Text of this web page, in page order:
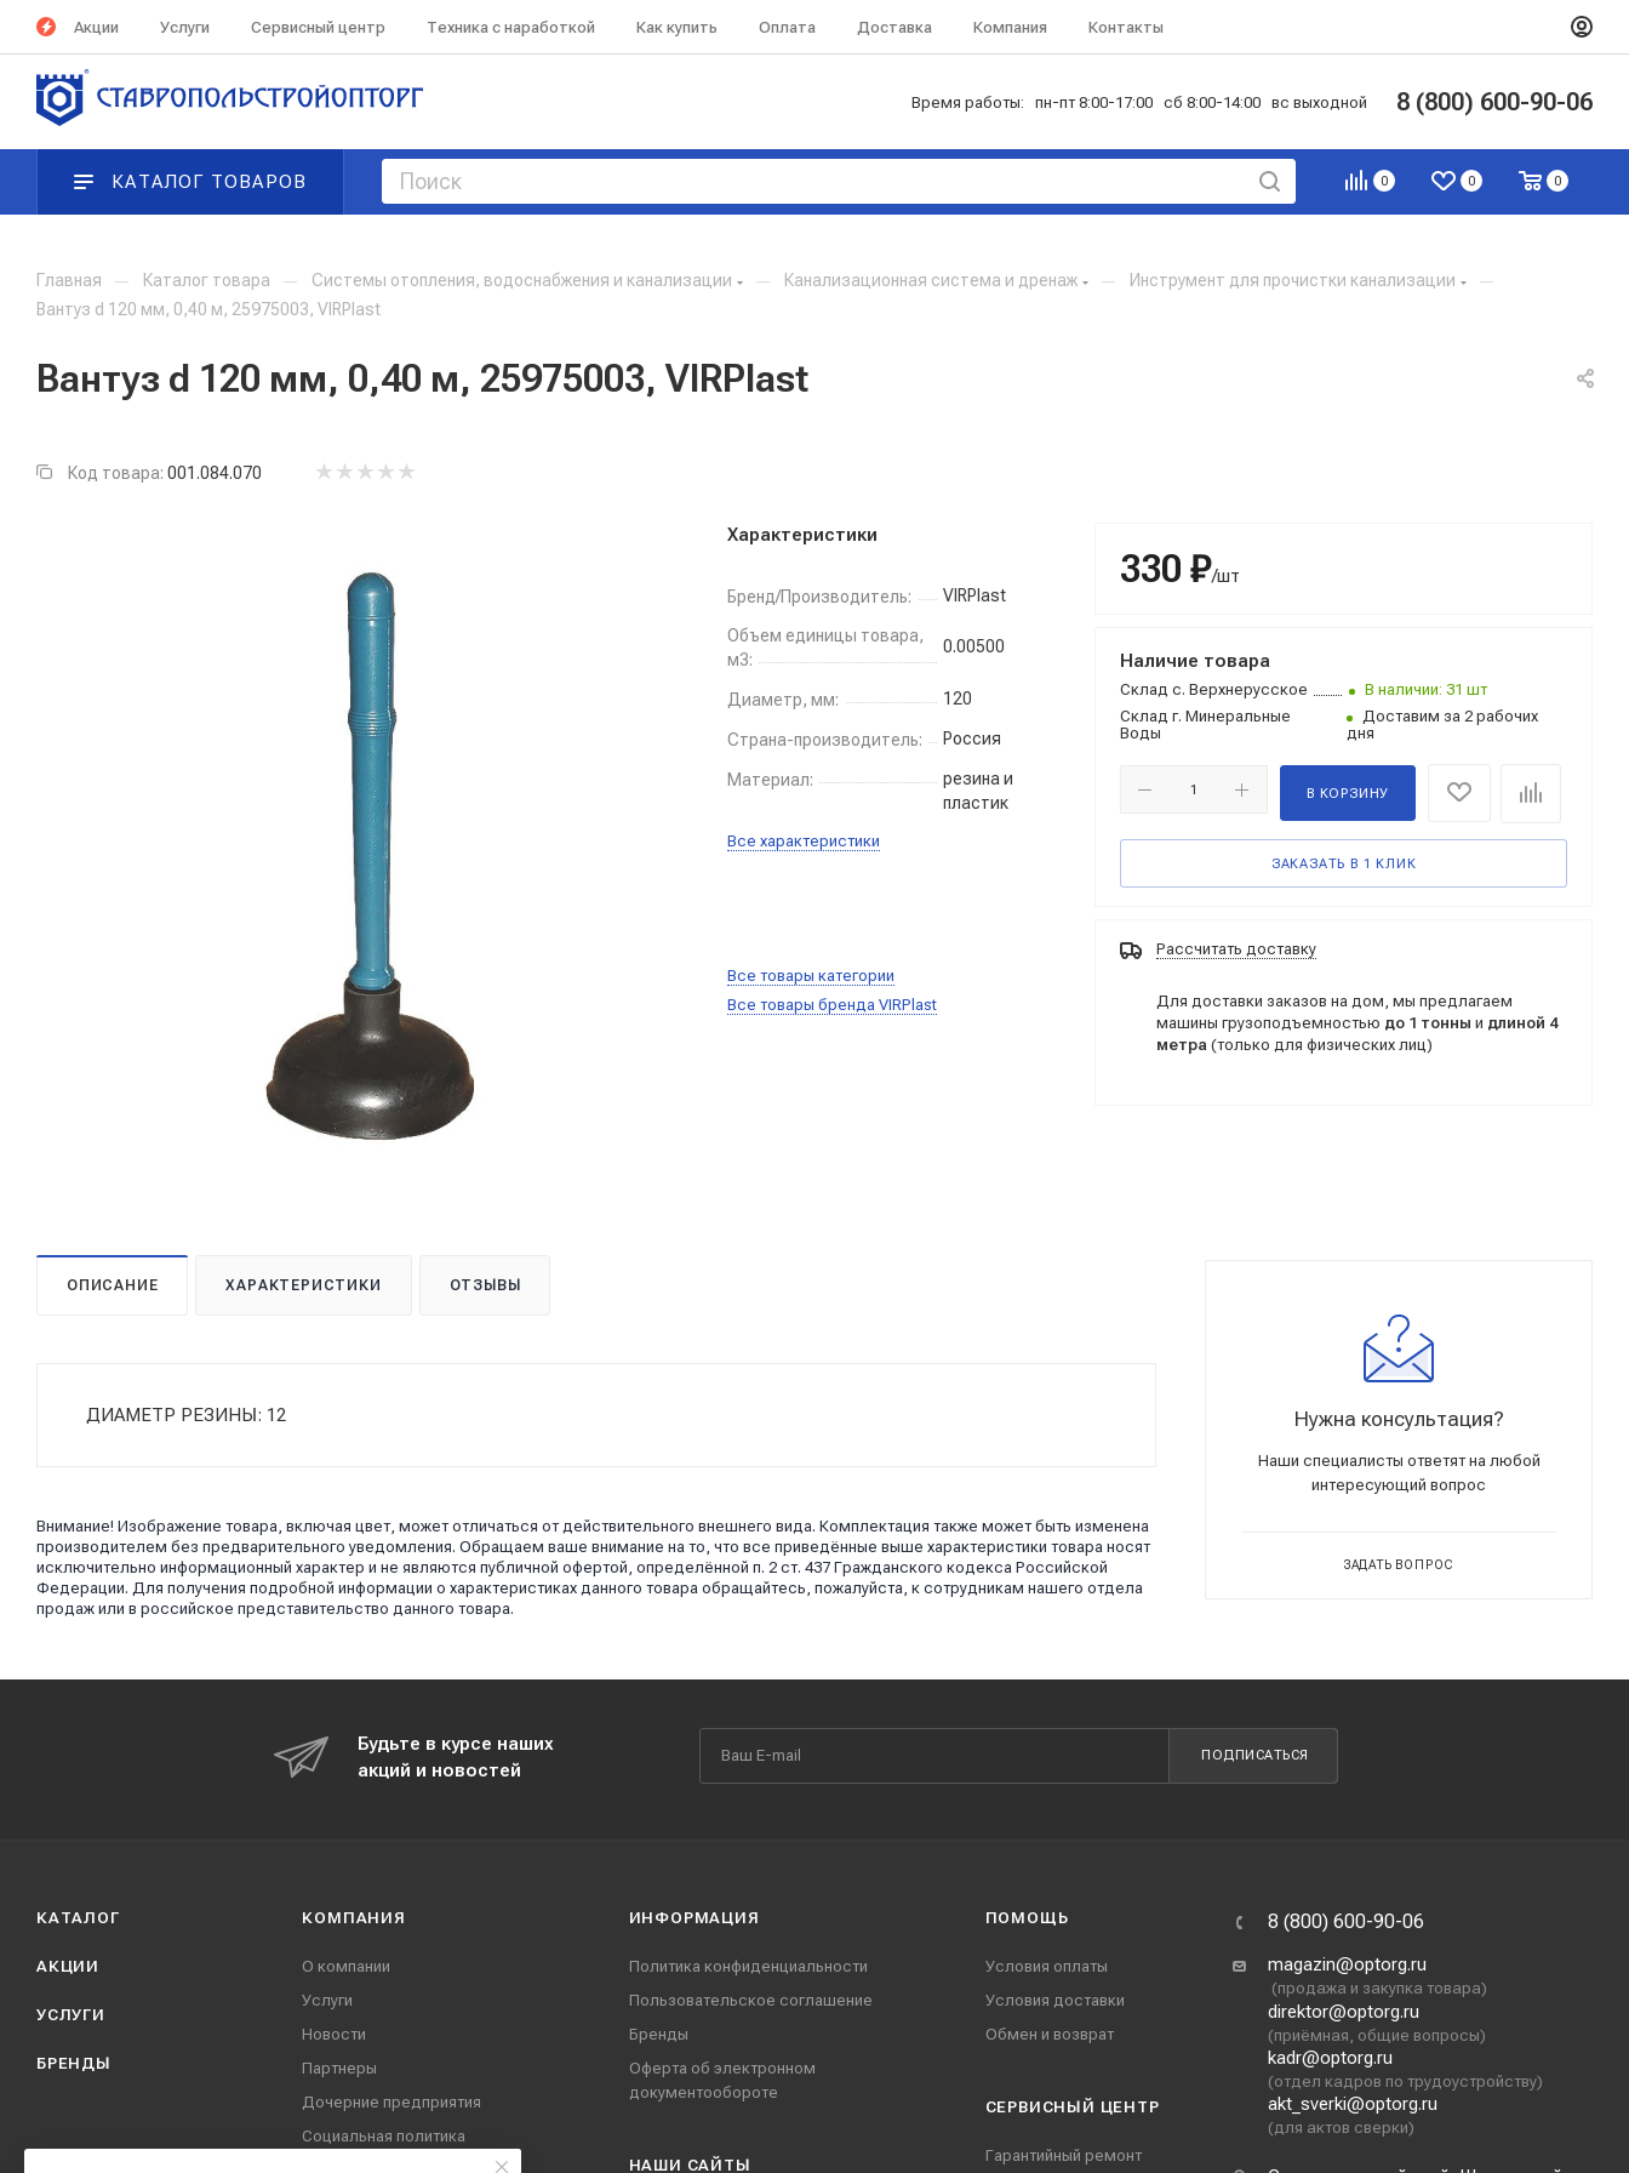
Акции Услуги Сервисный центр Техника с наработкой Как купить Оплата Доставка Компания Контакты
Время работы: пн-пт 8:00-17:00 сб 8:00-14:00 вс выходной 8 (800) 600-90-06
0 0 0
КАТАЛОГ ТОВАРОВ
Главная — Каталог товара — Системы отопления, водоснабжения и канализации — Канализационная система и дренаж — Инструмент для прочистки канализации —
Вантуз d 120 мм, 0,40 м, 25975003, VIRPlast
Вантуз d 120 мм, 0,40 м, 25975003, VIRPlast
Код товара: 001.084.070
Характеристики
Бренд/Производитель: VIRPlast
Объем единицы товара,
м3:
0.00500
Диаметр, мм: 120
Страна-производитель: Россия
Материал:
резина и
пластик
Все характеристики
Все товары категории
Все товары бренда VIRPlast
330 ₽/шт
Наличие товара
Склад с. Верхнерусское
В наличии: 31 шт
Склад г. Минеральные
Воды
Доставим за 2 рабочих
дня
В КОРЗИНУ
ЗАКАЗАТЬ В 1 КЛИК
Рассчитать доставку
Для доставки заказов на дом, мы предлагаем
машины грузоподъемностью до 1 тонны и длиной 4
метра (только для физических лиц)
ОПИСАНИЕ ХАРАКТЕРИСТИКИ ОТЗЫВЫ
ДИАМЕТР РЕЗИНЫ: 12
Внимание! Изображение товара, включая цвет, может отличаться от действительного внешнего вида. Комплектация также может быть изменена
производителем без предварительного уведомления. Обращаем ваше внимание на то, что все приведённые выше характеристики товара носят
исключительно информационный характер и не являются публичной офертой, определённой п. 2 ст. 437 Гражданского кодекса Российской
Федерации. Для получения подробной информации о характеристиках данного товара обращайтесь, пожалуйста, к сотрудникам нашего отдела
продаж или в российское представительство данного товара.
Нужна консультация?
Наши специалисты ответят на любой
интересующий вопрос
ЗАДАТЬ ВОПРОС
Будьте в курсе наших
акций и новостей
ПОДПИСАТЬСЯ
КАТАЛОГ
АКЦИИ
УСЛУГИ
БРЕНДЫ
КОМПАНИЯ
О компании
Услуги
Новости
Партнеры
Дочерние предприятия
Социальная политика
ИНФОРМАЦИЯ
Политика конфиденциальности
Пользовательское соглашение
Бренды
Оферта об электронном
документообороте
НАШИ CАЙТЫ
ПОМОЩЬ
Условия оплаты
Условия доставки
Обмен и возврат
СЕРВИСНЫЙ ЦЕНТР
Гарантийный ремонт
8 (800) 600-90-06
magazin@optorg.ru
(продажа и закупка товара)
direktor@optorg.ru
(приёмная, общие вопросы)
kadr@optorg.ru
(отдел кадров по трудоустройству)
akt_sverki@optorg.ru
(для актов сверки)